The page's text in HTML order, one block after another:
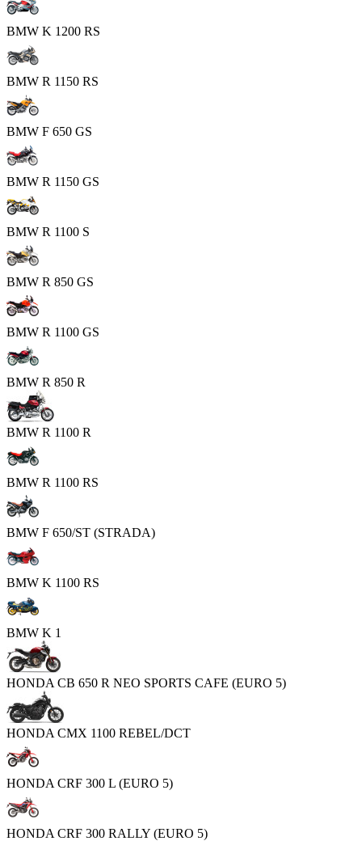
BMW K 1200 RS
BMW R 1150 RS
BMW F 650 GS
BMW R 1150 GS
BMW R 1100 S
BMW R 850 GS
BMW R 1100 GS
BMW R 850 R
BMW R 1100 R
BMW R 1100 RS
BMW F 650/ST (STRADA)
BMW K 1100 RS
BMW K 1
HONDA CB 650 R NEO SPORTS CAFE (EURO 5)
HONDA CMX 1100 REBEL/DCT
HONDA CRF 300 L (EURO 5)
HONDA CRF 300 RALLY (EURO 5)